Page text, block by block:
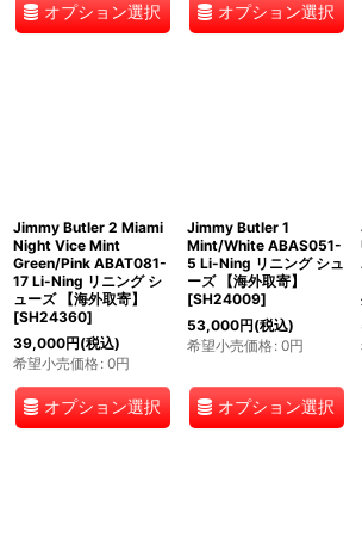
オプション選択 オプション選択
Jimmy Butler 2 Miami
Night Vice Mint
Green/Pink ABAT081-
17 Li-Ning リニング シ
ューズ 【海外取寄】
[SH24360]
39,000円(税込)
希望小売価格: 0円
オプション選択
Jimmy Butler 1
Mint/White ABAS051-
5 Li-Ning リニング シュ
ーズ 【海外取寄】
[SH24009]
53,000円(税込)
希望小売価格: 0円
オプション選択